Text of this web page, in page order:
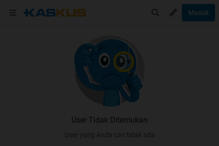
Masuk
User Tidak Ditemukan
User yang Anda cari tidak ada